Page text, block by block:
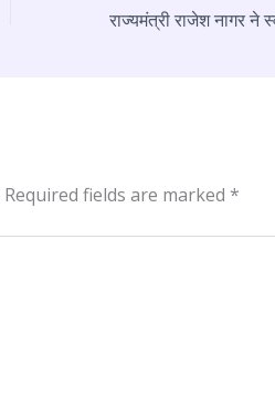
Required fields are marked *